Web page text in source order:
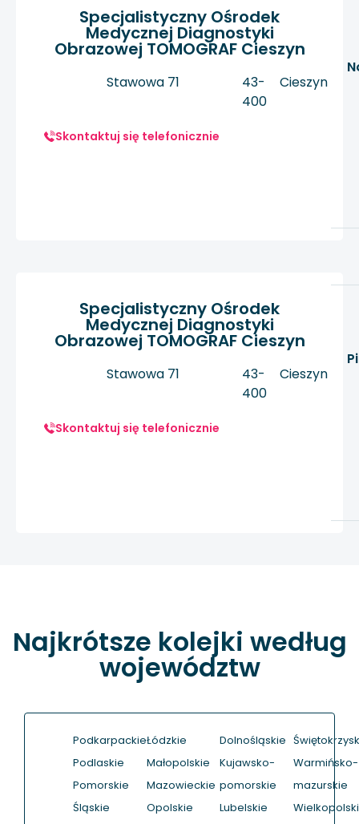
Specjalistyczny Ośrodek
Medycznej Diagnostyki
Obrazowej TOMOGRAF Cieszyn
Stawowa 71
43-
400
Cieszyn
Skontaktuj się telefonicznie
Specjalistyczny Ośrodek
Medycznej Diagnostyki
Obrazowej TOMOGRAF Cieszyn
Stawowa 71
43-
400
Cieszyn
Skontaktuj się telefonicznie
Najkrótsze kolejki według
województw
Podkarpackie
Podlaskie
Pomorskie
Śląskie
Łódzkie
Małopolskie
Mazowieckie
Opolskie
Dolnośląskie
Kujawsko-
pomorskie
Lubelskie
Warmińsko-
mazurskie